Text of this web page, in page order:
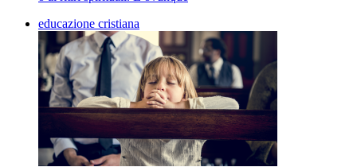
educazione cristiana